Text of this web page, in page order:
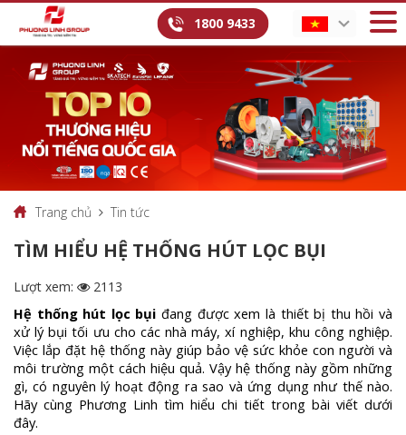
1800 9433
Trang chủ Tin tức
TÌM HIỂU HỆ THỐNG HÚT LỌC BỤI
Lượt xem: 2113
Hệ thống hút lọc bụiđang được xem là thiết bị thu hồi và
xử lý bụi tối ưu cho các nhà máy, xí nghiệp, khu công nghiệp.
Việc lắp đặt hệ thống này giúp bảo vệ sức khỏe con người và
môi trường một cách hiệu quả. Vậy hệ thống này gồm những
gì, có nguyên lý hoạt động ra sao và ứng dụng như thế nào.
Hãy cùng Phương Linh tìm hiểu chi tiết trong bài viết dưới
đây.